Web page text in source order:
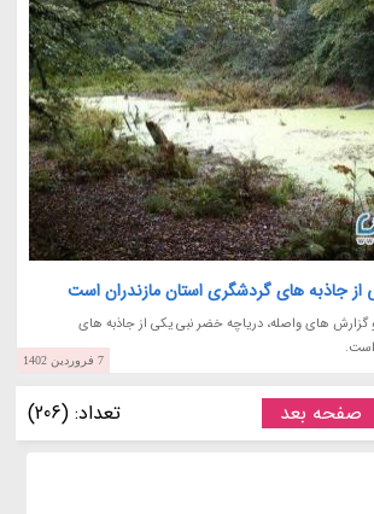
جاذبه های گردشگری استان مازندران است
گزارش های واصله، دریاچه خضر نبی یکی از جاذبه های
است.
7 فروردین 1402
صفحه بعد تعداد: (206)